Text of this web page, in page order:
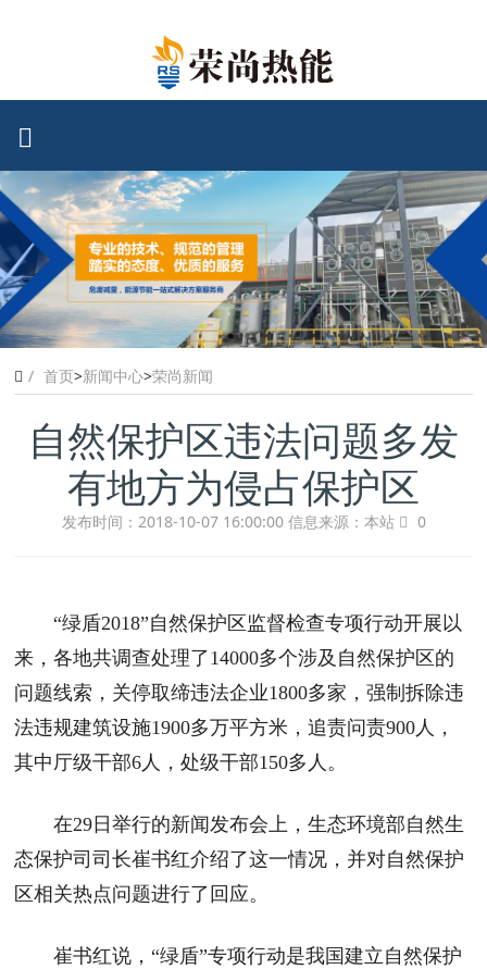
首页>新闻中心>荣尚新闻
自然保护区违法问题多发
有地方为侵占保护区
发布时间：2018-10-07 16:00:00 信息来源：本站 0
“绿盾2018”自然保护区监督检查专项行动开展以
来，各地共调查处理了14000多个涉及自然保护区的
问题线索，关停取缔违法企业1800多家，强制拆除违
法违规建筑设施1900多万平方米，追责问责900人，
其中厅级干部6人，处级干部150多人。
在29日举行的新闻发布会上，生态环境部自然生
态保护司司长崔书红介绍了这一情况，并对自然保护
区相关热点问题进行了回应。
崔书红说，“绿盾”专项行动是我国建立自然保护